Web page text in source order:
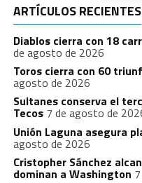
ARTÍCULOS RECIENTES
Diablos cierra con 18
de agosto de 2026
Toros cierra con 60
agosto de 2026
Sultanes conserva el
Tecos 7 de agosto de
Unión Laguna asegura
agosto de 2026
Cristopher Sánchez
dominan a Washington